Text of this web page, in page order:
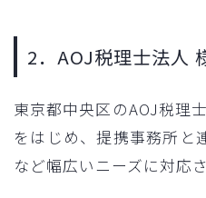
2．AOJ税理士法人
東京都中央区のAOJ税理
をはじめ、提携事務所と
など幅広いニーズに対応